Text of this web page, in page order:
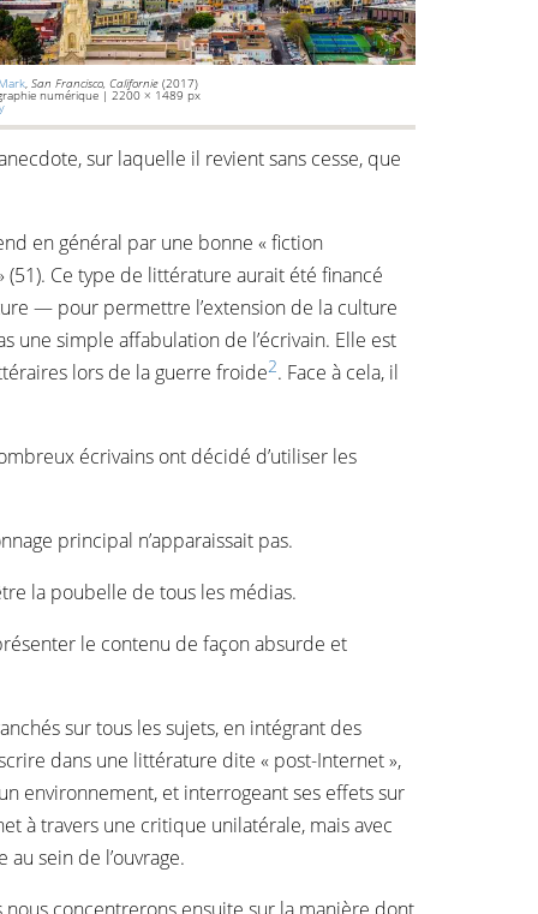
, San Francisco, Californie(2017)
numérique | 2200 × 1489 px
sur laquelle il revient sans cesse, que
en général par une bonne « fiction
Ce type de littérature aurait été financé
— pour permettre l’extension de la culture
une simple affabulation de l’écrivain. Elle est
lors de la guerre froide2. Face à cela, il
écrivains ont décidé d’utiliser les
principal n’apparaissait pas.
la poubelle de tous les médias.
le contenu de façon absurde et
sur tous les sujets, en intégrant des
dans une littérature dite « post-Internet »,
environnement, et interrogeant ses effets sur
à travers une critique unilatérale, mais avec
sein de l’ouvrage.